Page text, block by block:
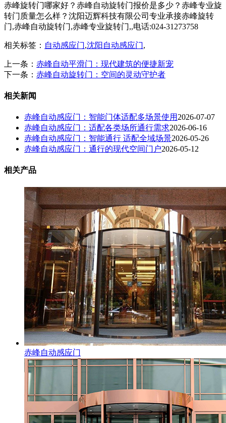
赤峰旋转门哪家好？赤峰自动旋转门报价是多少？赤峰专业旋
转门质量怎么样？沈阳迈辉科技有限公司专业承接赤峰旋转
门,赤峰自动旋转门,赤峰专业旋转门,,电话:024-31273758
相关标签： 自动感应门,沈阳自动感应门,
上一条： 赤峰自动平滑门：现代建筑的便捷新宠
下一条： 赤峰自动旋转门：空间的灵动守护者
相关新闻
赤峰自动感应门：智能门体适配多场景使用 2026-07-07
赤峰自动感应门：适配各类场所通行需求2026-06-16
赤峰自动感应门：智能通行 适配全域场景2026-05-26
赤峰自动感应门：通行的现代空间门户2026-05-12
相关产品
赤峰自动感应门